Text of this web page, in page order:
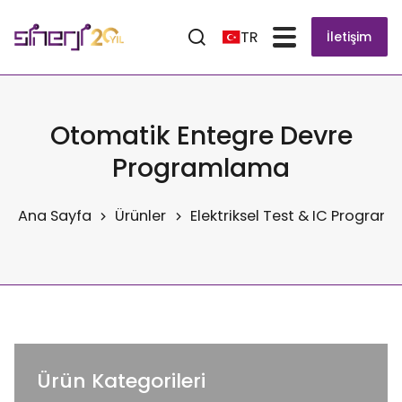
TR İletişim
Otomatik Entegre Devre
Programlama
Ana Sayfa Ürünler Elektriksel Test & IC
Ürün Kategorileri